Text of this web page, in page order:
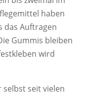
haben
das Auftragen
Gummis bleiben
wird
seit vielen